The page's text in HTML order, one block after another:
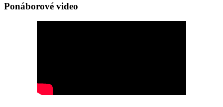
Ponáborové video